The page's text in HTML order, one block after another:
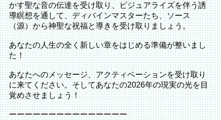
かす聖な音の伝達を受け取り、ビジュアライズを伴う誘
導瞑想を通して、ディバインマスターたち、ソース
（源）から神聖な祝福と導きを受け取りましょう。
あなたの人生の全く新しい章をはじめる準備が整いまし
た！
あなたへのメッセージ、アクティベーションを受け取り
に来てください。そしてあなたの2026年の現実の光を目
覚めさせましょう！
ーーーーーーーーーーーーーーー